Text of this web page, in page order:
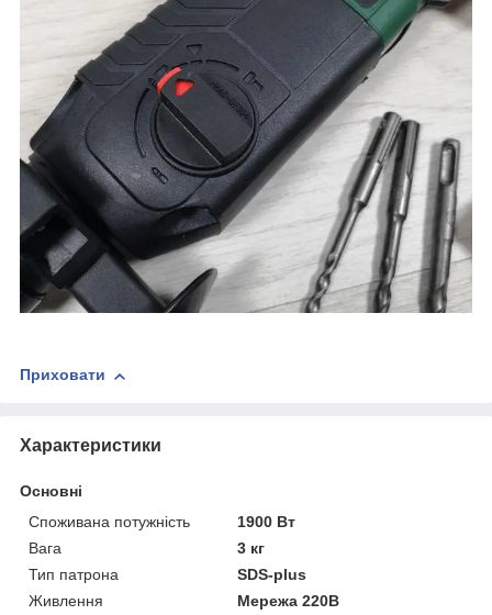
Приховати
Характеристики
Основні
Споживана потужність
1900 Вт
Вага
3 кг
Тип патрона
SDS-plus
Живлення
Мережа 220В